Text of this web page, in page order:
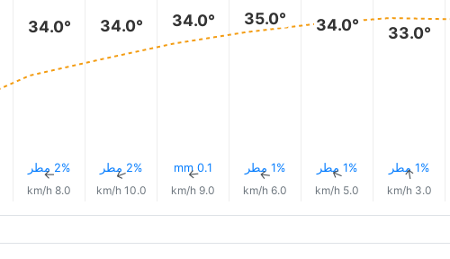
33.0°
1% مطر↑
3.0 km/h
34.0°
1% مطر↑
5.0 km/h
35.0°
1% مطر↑
6.0 km/h
34.0°
0.1 mm
↑
9.0 km/h
34.0°
2% مطر↑
10.0 km/h
34.0°
2% مطر↑
8.0 km/h